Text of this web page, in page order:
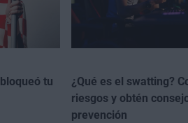
tu
¿Qué es el swatting?
riesgos y obtén
prevención